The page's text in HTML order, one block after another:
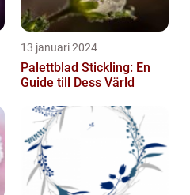
13 januari 2024
Palettblad Stickling: En
Guide till Dess Värld